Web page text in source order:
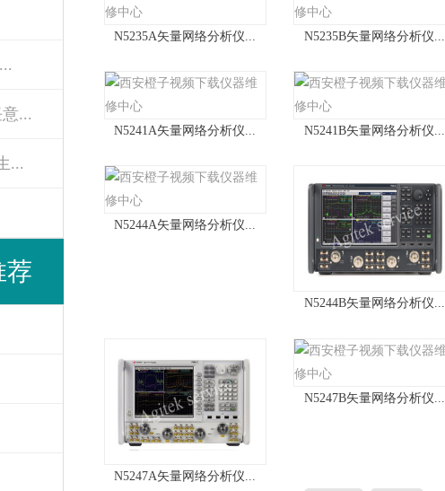
...
...
荐
N5235A矢量网络分析仪... N5235B矢量网络分析仪...
N5241A矢量网络分析仪... N5241B矢量网络分析仪...
N5244A矢量网络分析仪...
N5244B矢量网络分析仪...
N5247A矢量网络分析仪...
N5247B矢量网络分析仪...